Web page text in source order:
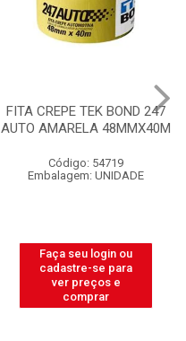
FITA CREPE TEK BOND 247
AUTO AMARELA 48MMX40M
Código: 54719
Embalagem: UNIDADE
Faça seu login ou
cadastre-se para
ver preços e
comprar